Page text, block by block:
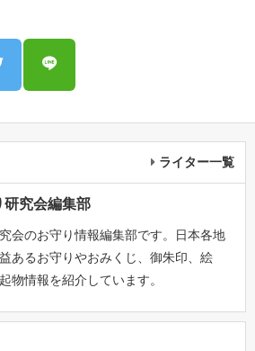
ライター一覧
研究会編集部
会のお守り情報編集部です。日本各地
あるお守りやおみくじ、御朱印、絵
物情報を紹介しています。